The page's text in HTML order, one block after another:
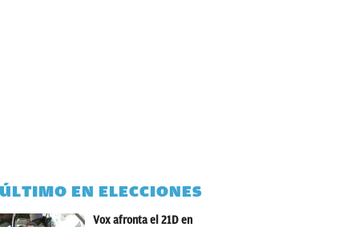
EN ELECCIONES
Vox afronta el 21D en